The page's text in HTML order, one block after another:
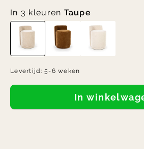
In 3 kleuren Taupe
Levertijd:5-6 weken
In